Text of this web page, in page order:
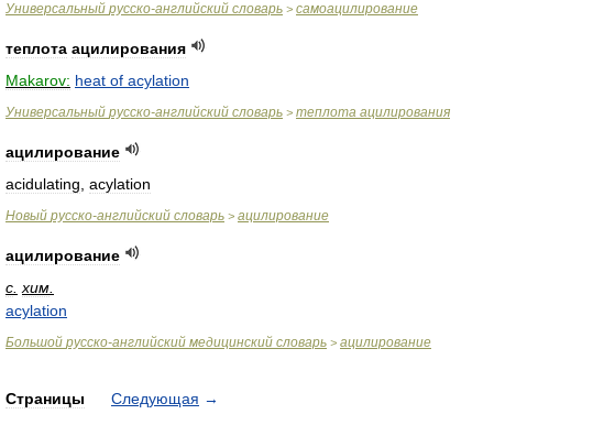
Универсальный русско-английский словарь > самоацилирование
теплота ацилирования
Makarov: heat of acylation
Универсальный русско-английский словарь > теплота ацилирования
ацилирование
acidulating acylation
Новый русско-английский словарь > ацилирование
ацилирование
с хим
acylation
Большой русско-английский медицинский словарь > ацилирование
Страницы Следующая →